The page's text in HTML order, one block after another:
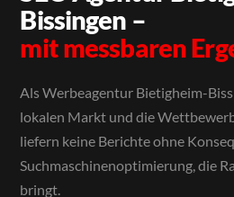
Bissingen –
mit messbaren
Als Werbeagentur Bietigheim-
lokalen Markt und die
liefern keine Berichte ohne
Suchmaschinenoptimierung, die
bringt.